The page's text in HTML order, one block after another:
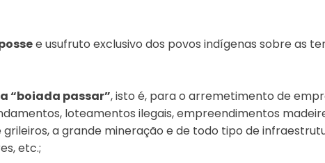
e usufruto exclusivo dos povos indígenas sobre as
“boiada passar”, isto é, para o arremetimento de
loteamentos ilegais, empreendimentos
a grande mineração e de todo tipo de
etc.;